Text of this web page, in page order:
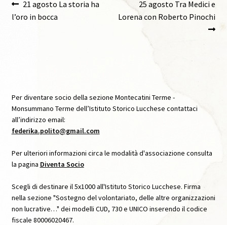
Caffè Storico, XIV, 2023
Caffè Storico, XIX, 2026
Caffè Storico, XV, 2024
Caffè Storico, XVI, 2024
Caffè Storico, XVII, 2024
Navigazione
articoli
Articolo
precedente:
21 agosto La storia ha
l’oro in bocca
Articolo
successivo:
25 agosto Tra Medici e
Lorena con Roberto Pinochi
Per diventare socio della sezione Montecatini Terme -
Monsummano Terme dell’Istituto Storico Lucchese contattaci
all’indirizzo email:
federika.polito@gmail.com
Per ulteriori informazioni circa le modalità d'associazione consulta
la pagina Diventa Socio
Scegli di destinare il 5x1000 all'Istituto Storico Lucchese. Firma
nella sezione "Sostegno del volontariato, delle altre organizzazioni
non lucrative…" dei modelli CUD, 730 e UNICO inserendo il codice
fiscale 80006020467.